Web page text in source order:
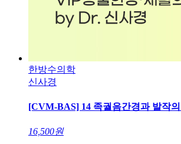
한방수의학
신사경
[CVM-BAS] 14 족궐음간경과 발작
16,500원